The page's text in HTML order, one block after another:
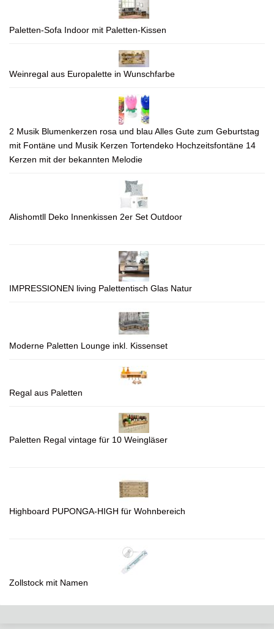
Paletten-Sofa Indoor mit Paletten-Kissen
Weinregal aus Europalette in Wunschfarbe
2 Musik Blumenkerzen rosa und blau Alles Gute zum Geburtstag
mit Fontäne und Musik Kerzen Tortendeko Hochzeitsfontäne 14
Kerzen mit der bekannten Melodie
Alishomtll Deko Innenkissen 2er Set Outdoor
IMPRESSIONEN living Palettentisch Glas Natur
Moderne Paletten Lounge inkl. Kissenset
Regal aus Paletten
Paletten Regal vintage für 10 Weingläser
Highboard PUPONGA-HIGH für Wohnbereich
Zollstock mit Namen